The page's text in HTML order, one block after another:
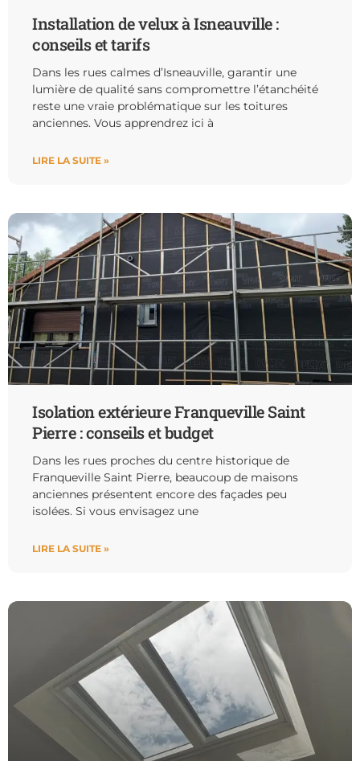
Installation de velux à Isneauville :
conseils et tarifs
Dans les rues calmes d’Isneauville, garantir une
lumière de qualité sans compromettre l’étanchéité
reste une vraie problématique sur les toitures
anciennes. Vous apprendrez ici à
LIRE LA SUITE »
Isolation extérieure Franqueville Saint
Pierre : conseils et budget
Dans les rues proches du centre historique de
Franqueville Saint Pierre, beaucoup de maisons
anciennes présentent encore des façades peu
isolées. Si vous envisagez une
LIRE LA SUITE »